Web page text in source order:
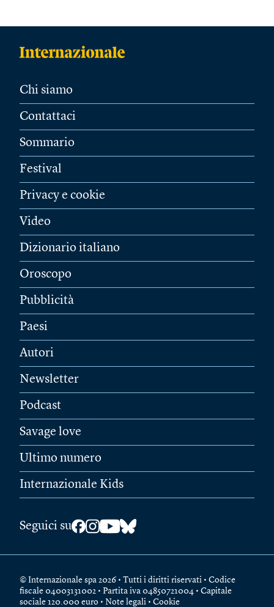
Chi siamo
Contattaci
Sommario
Festival
Privacy e cookie
Video
Dizionario italiano
Oroscopo
Pubblicità
Paesi
Autori
Newsletter
Podcast
Savage love
Ultimo numero
Internazionale Kids
Seguici su
© Internazionale spa 2026 • Tutti i diritti riservati • Codice
fiscale 04003131002 • Partita iva 04850721004 • Capitale
sociale 120.000 euro • Note legali • Cookie